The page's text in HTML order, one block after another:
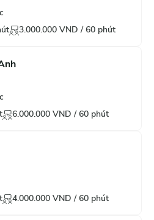
3.000.000 VND /60 phút
6.000.000 VND /60 phút
4.000.000 VND /60 phút